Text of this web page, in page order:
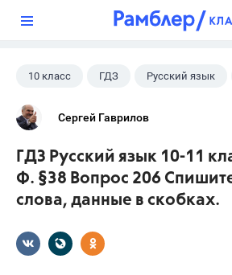
10 класс ГДЗ Русский язык
Греков В.Ф.
Сергей Гаврилов
ГДЗ Русский язык 10-11
Ф. §38 Вопрос 206
слова, данные в скобках.